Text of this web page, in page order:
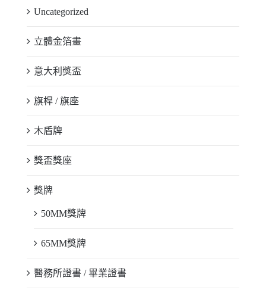
Uncategorized
立體金箔畫
意大利獎盃
旗桿 / 旗座
木盾牌
獎盃獎座
獎牌
50MM獎牌
65MM獎牌
醫務所證書 / 畢業證書